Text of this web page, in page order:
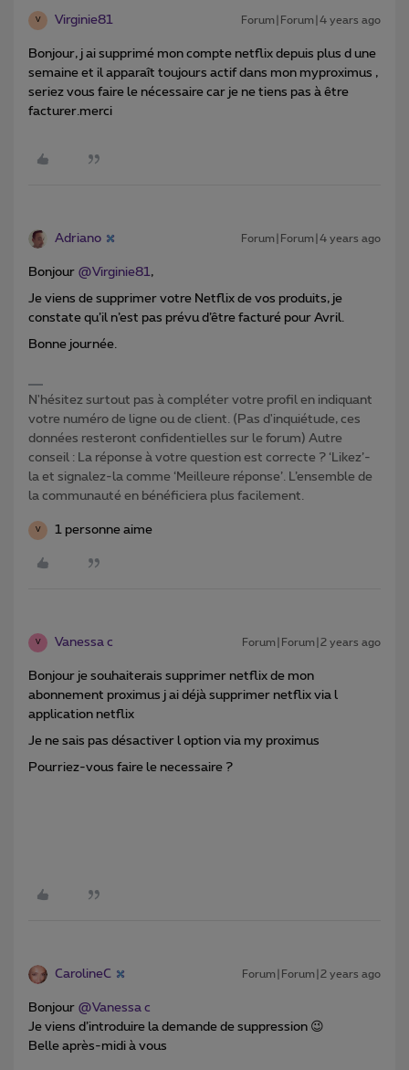
V Virginie81 Forum|Forum|4 years ago
Bonjour, j ai supprimé mon compte netflix depuis plus d une
semaine et il apparaît toujours actif dans mon myproximus ,
seriez vous faire le nécessaire car je ne tiens pas à être
facturer.merci
Adriano Forum|Forum|4 years ago
Bonjour @Virginie81 ,
Je viens de supprimer votre Netflix de vos produits, je
constate qu’il n’est pas prévu d’être facturé pour Avril.
Bonne journée.
N'hésitez surtout pas à compléter votre profil en indiquant
votre numéro de ligne ou de client. (Pas d'inquiétude, ces
données resteront confidentielles sur le forum) Autre
conseil : La réponse à votre question est correcte ? ‘Likez’-
la et signalez-la comme ‘Meilleure réponse’. L’ensemble de
la communauté en bénéficiera plus facilement.
V 1 personne aime
V Vanessa c Forum|Forum|2 years ago
Bonjour je souhaiterais supprimer netflix de mon
abonnement proximus j ai déjà supprimer netflix via l
application netflix
Je ne sais pas désactiver l option via my proximus
Pourriez-vous faire le necessaire ?
CarolineC Forum|Forum|2 years ago
Bonjour @Vanessa c
Je viens d’introduire la demande de suppression 😉
Belle après-midi à vous